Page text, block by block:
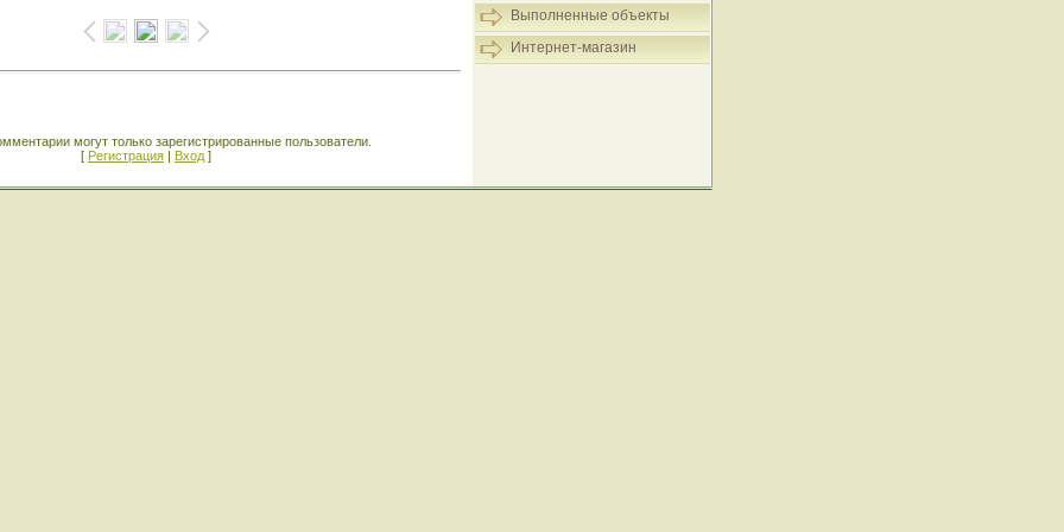
могут только зарегистрированные пользователи.
[ Регистрация | Вход ]
Выполненные объекты
Интернет-магазин